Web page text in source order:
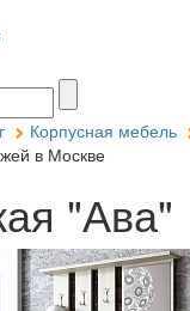
Корпусная мебель
в Москве
"Ава"